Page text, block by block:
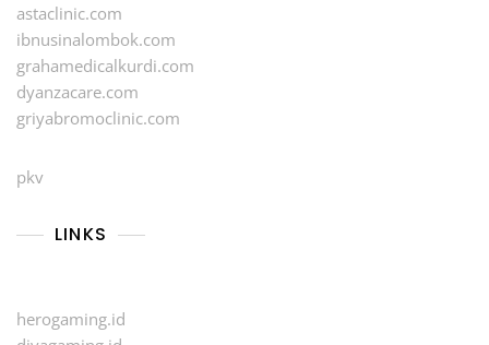
astaclinic.com
ibnusinalombok.com
grahamedicalkurdi.com
dyanzacare.com
griyabromoclinic.com
pkv
LINKS
herogaming.id